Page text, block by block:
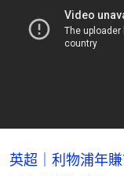
英超｜利物浦年